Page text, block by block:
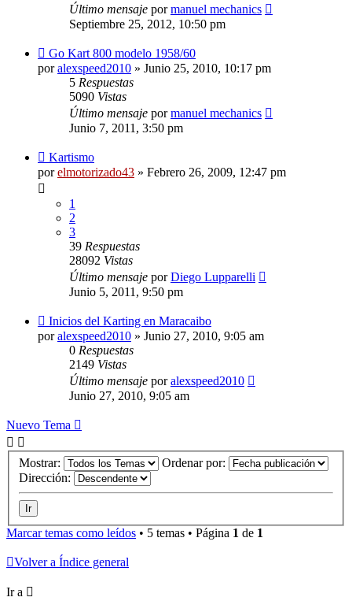
Último mensaje pormanuel mechanics
Septiembre 25, 2012, 10:50 pm
Go Kart 800 modelo 1958/60
poralexspeed2010 » Junio 25, 2010, 10:17 pm
5 Respuestas
5090 Vistas
Último mensaje pormanuel mechanics
Junio 7, 2011, 3:50 pm
Kartismo
porelmotorizado43 » Febrero 26, 2009, 12:47 pm
1
2
3
39 Respuestas
28092 Vistas
Último mensaje porDiego Lupparelli
Junio 5, 2011, 9:50 pm
Inicios del Karting en Maracaibo
poralexspeed2010 » Junio 27, 2010, 9:05 am
0 Respuestas
2149 Vistas
Último mensaje poralexspeed2010
Junio 27, 2010, 9:05 am
Nuevo Tema
Mostrar:
Ordenar por:
Dirección:
Marcar temas como leídos • 5 temas • Página 1 de 1
Volver a Índice general
Ir a